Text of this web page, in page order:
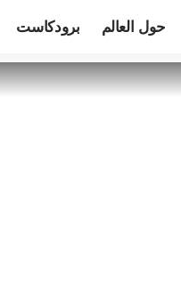
حول العالم برودكاست